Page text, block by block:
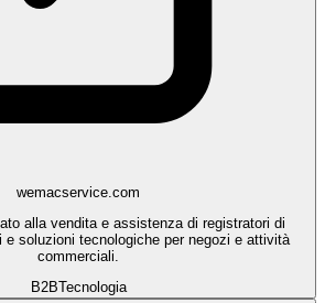
wemacservice.com
alla vendita e assistenza di registratori di
soluzioni tecnologiche per negozi e attività
commerciali.
B2BTecnologia